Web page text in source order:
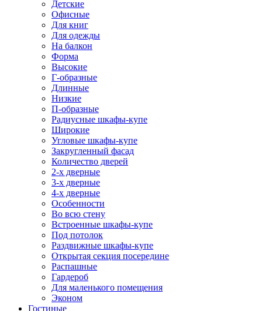
Детские
Офисные
Для книг
Для одежды
На балкон
Форма
Высокие
Г-образные
Длинные
Низкие
П-образные
Радиусные шкафы-купе
Широкие
Угловые шкафы-купе
Закругленный фасад
Количество дверей
2-х дверные
3-х дверные
4-х дверные
Особенности
Во всю стену
Встроенные шкафы-купе
Под потолок
Раздвижные шкафы-купе
Открытая секция посередине
Распашные
Гардероб
Для маленького помещения
Эконом
Гостиные